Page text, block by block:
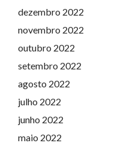
dezembro 2022
novembro 2022
outubro 2022
setembro 2022
agosto 2022
julho 2022
junho 2022
maio 2022